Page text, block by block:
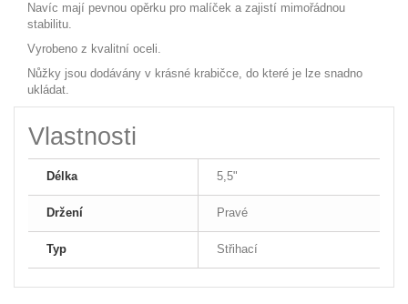
Navíc mají pevnou opěrku pro malíček a zajistí mimořádnou
stabilitu.
Vyrobeno z kvalitní oceli.
Nůžky jsou dodávány v krásné krabičce, do které je lze snadno
ukládat.
Vlastnosti
Délka 5,5"
Držení Pravé
Typ Střihací